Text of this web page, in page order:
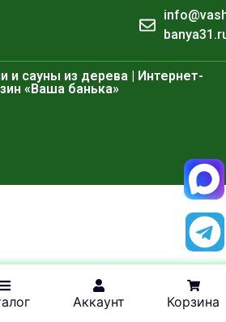
Аккаунт Корзина
и сауны из дерева | Интернет-
«Ваша банька»